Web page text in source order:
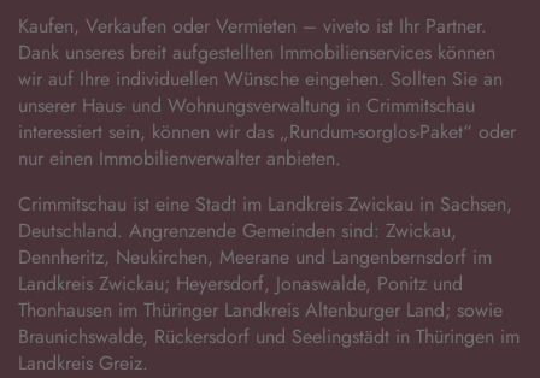
Kaufen, Verkaufen oder Vermieten – viveto ist Ihr Partner.
Dank unseres breit aufgestellten Immobilienservices können
wir auf Ihre individuellen Wünsche eingehen. Sollten Sie an
unserer Haus- und Wohnungsverwaltung in Crimmitschau
interessiert sein, können wir das „Rundum-sorglos-Paket“ oder
nur einen Immobilienverwalter anbieten.
Crimmitschau ist eine Stadt im Landkreis Zwickau in Sachsen,
Deutschland. Angrenzende Gemeinden sind: Zwickau,
Dennheritz, Neukirchen, Meerane und Langenbernsdorf im
Landkreis Zwickau; Heyersdorf, Jonaswalde, Ponitz und
Thonhausen im Thüringer Landkreis Altenburger Land; sowie
Braunichswalde, Rückersdorf und Seelingstädt in Thüringen im
Landkreis Greiz.